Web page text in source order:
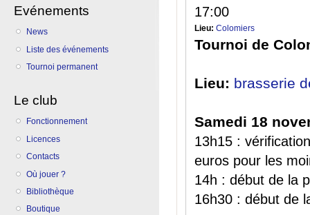
Evénements
News
Liste des événements
Tournoi permanent
Le club
Fonctionnement
Licences
Contacts
Où jouer ?
Bibliothèque
Boutique
17:00
Lieu:Colomiers
Tournoi de
Lieu: brasserie
Samedi 18
13h15 :
euros pour les
14h : début de la
16h30 : début de